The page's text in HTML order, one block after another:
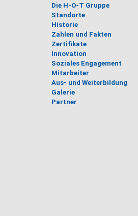
Die H-O-T Gruppe
Standorte
Historie
Zahlen und Fakten
Zertifikate
Innovation
Soziales Engagement
Mitarbeiter
Aus- und Weiterbildung
Galerie
Partner